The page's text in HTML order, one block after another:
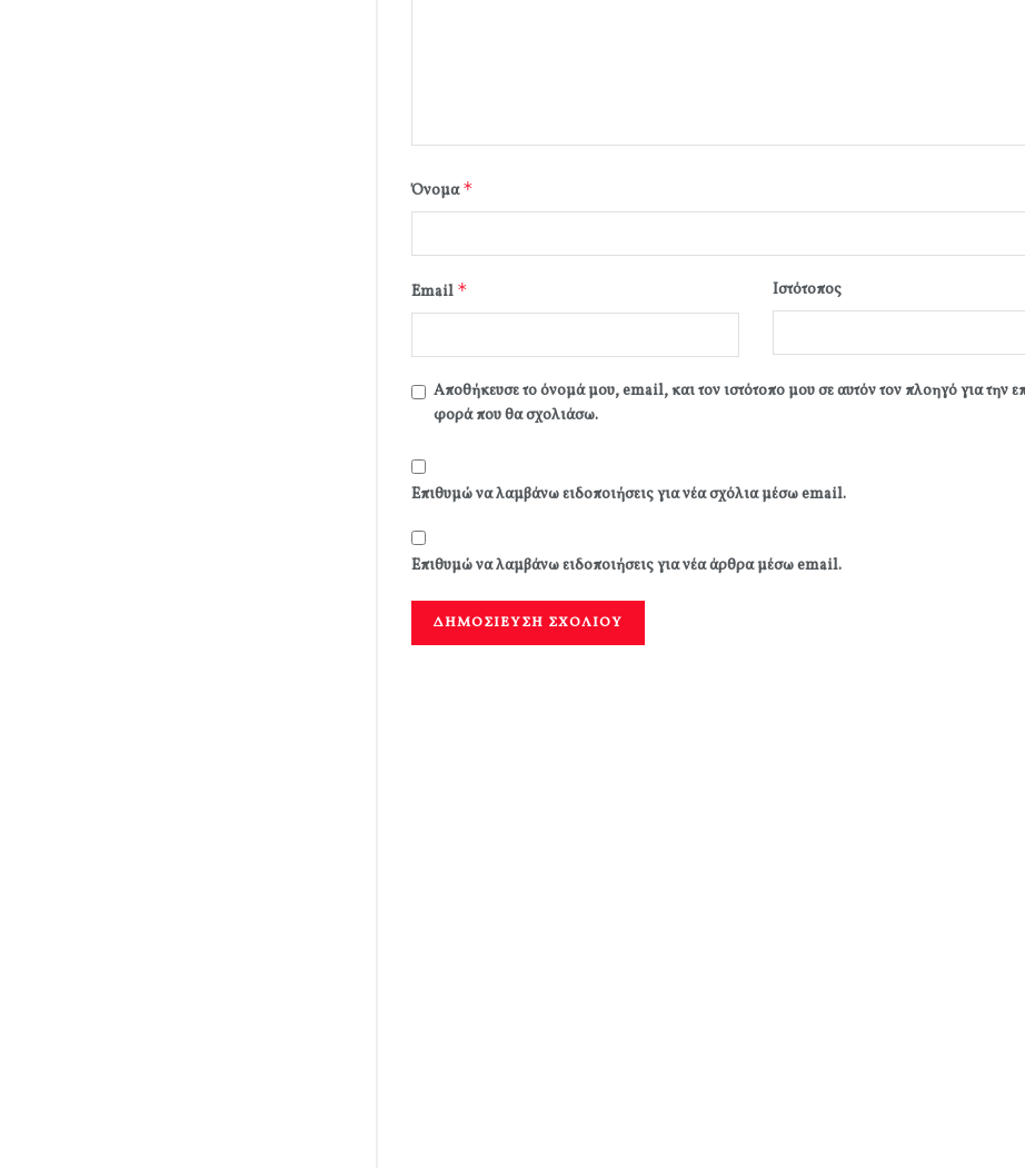
Όνομα*
Email * Ιστότοπος
Αποθήκευσε το όνομά μου, email, και τον ιστότοπο μου σε αυτόν τον πλοηγό για την
φορά που θα σχολιάσω.
Επιθυμώ να λαμβάνω ειδοποιήσεις για νέα σχόλια μέσω email.
Επιθυμώ να λαμβάνω ειδοποιήσεις για νέα άρθρα μέσω email.